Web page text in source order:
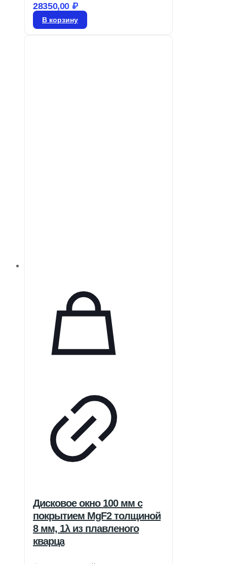
99% и покрытиями для диапазона
360–3300 нм. Обладают низкой
28350,00 ₽
В корзину
Дисковое окно 100 мм с
покрытием MgF2 толщиной
8 мм, 1λ из плавленого
кварца